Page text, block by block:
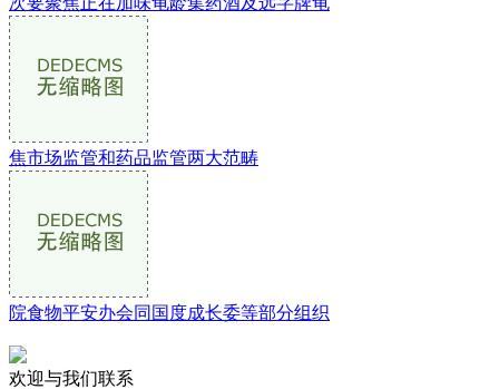
焦市场监管和药品监管两大范畴
院食物平安办会同国度成长委等部分组织
欢迎与我们联系